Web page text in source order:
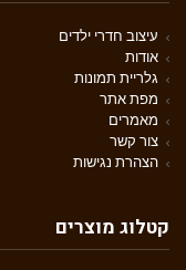
עיצוב חדרי ילדים
אודות
גלריית תמונות
מפת אתר
מאמרים
צור קשר
הצהרת נגישות
קטלוג מוצרים